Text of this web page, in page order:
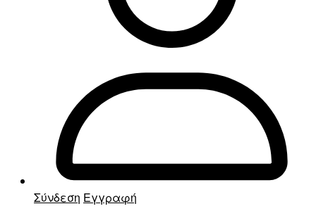
Σύνδεση Εγγραφή